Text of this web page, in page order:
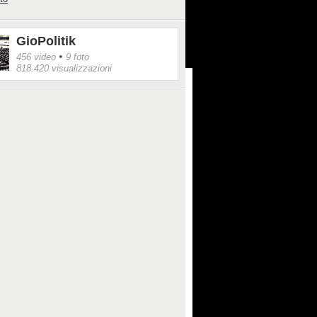
GioPolitik
456 video • 9 foto
818.420 visualizzazioni